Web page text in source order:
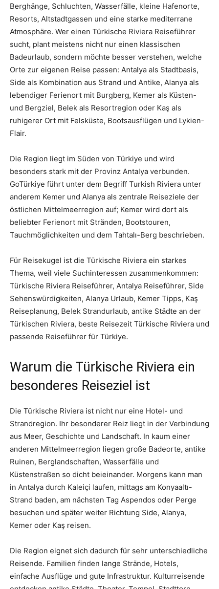
Berghänge, Schluchten, Wasserfälle, kleine Hafenorte,
Resorts, Altstadtgassen und eine starke mediterrane
Atmosphäre. Wer einen Türkische Riviera Reiseführer
sucht, plant meistens nicht nur einen klassischen
Badeurlaub, sondern möchte besser verstehen, welche
Orte zur eigenen Reise passen: Antalya als Stadtbasis,
Side als Kombination aus Strand und Antike, Alanya als
lebendiger Ferienort mit Burgberg, Kemer als Küsten-
und Bergziel, Belek als Resortregion oder Kaş als
ruhigerer Ort mit Felsküste, Bootsausflügen und Lykien-
Flair.
Die Region liegt im Süden von Türkiye und wird
besonders stark mit der Provinz Antalya verbunden.
GoTürkiye führt unter dem Begriff Turkish Riviera unter
anderem Kemer und Alanya als zentrale Reiseziele der
östlichen Mittelmeerregion auf; Kemer wird dort als
beliebter Ferienort mit Stränden, Bootstouren,
Tauchmöglichkeiten und dem Tahtalı-Berg beschrieben.
Für Reisekugel ist die Türkische Riviera ein starkes
Thema, weil viele Suchinteressen zusammenkommen:
Türkische Riviera Reiseführer, Antalya Reiseführer, Side
Sehenswürdigkeiten, Alanya Urlaub, Kemer Tipps, Kaş
Reiseplanung, Belek Strandurlaub, antike Städte an der
Türkischen Riviera, beste Reisezeit Türkische Riviera und
passende Reiseführer für Türkiye.
Warum die Türkische Riviera ein
besonderes Reiseziel ist
Die Türkische Riviera ist nicht nur eine Hotel- und
Strandregion. Ihr besonderer Reiz liegt in der Verbindung
aus Meer, Geschichte und Landschaft. In kaum einer
anderen Mittelmeerregion liegen große Badeorte, antike
Ruinen, Berglandschaften, Wasserfälle und
Küstenstraßen so dicht beieinander. Morgens kann man
in Antalya durch Kaleiçi laufen, mittags am Konyaaltı-
Strand baden, am nächsten Tag Aspendos oder Perge
besuchen und später weiter Richtung Side, Alanya,
Kemer oder Kaş reisen.
Die Region eignet sich dadurch für sehr unterschiedliche
Reisende. Familien finden lange Strände, Hotels,
einfache Ausflüge und gute Infrastruktur. Kulturreisende